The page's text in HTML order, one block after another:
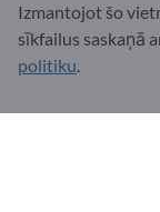
Biežāk uzdotie
Mūsu
Izmantojot šo
sīkfailus saskaņā
politiku.